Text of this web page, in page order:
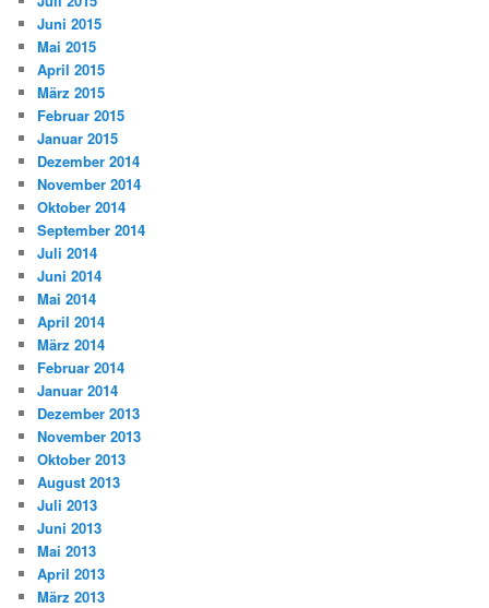
Juni 2015
Mai 2015
April 2015
März 2015
Februar 2015
Januar 2015
Dezember 2014
November 2014
Oktober 2014
September 2014
Juli 2014
Juni 2014
Mai 2014
April 2014
März 2014
Februar 2014
Januar 2014
Dezember 2013
November 2013
Oktober 2013
August 2013
Juli 2013
Juni 2013
Mai 2013
April 2013
März 2013